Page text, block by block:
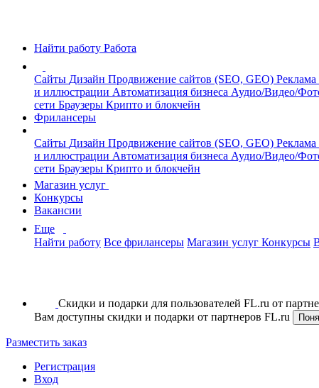
Найти работу Работа
Сайты Дизайн Продвижение сайтов (SEO, GEO)
и иллюстрации Автоматизация бизнеса Аудио/Видео/
сети Браузеры Крипто и блокчейн
Фрилансеры
Сайты Дизайн Продвижение сайтов (SEO, GEO)
и иллюстрации Автоматизация бизнеса Аудио/Видео/
сети Браузеры Крипто и блокчейн
Магазин услуг
Конкурсы
Вакансии
Еще
Найти работу Все фрилансеры Магазин услуг Конкурсы
Скидки и подарки для пользователей FL.ru от
Вам доступны скидки и подарки от партнеров FL.ru
Разместить заказ
Регистрация
Вход